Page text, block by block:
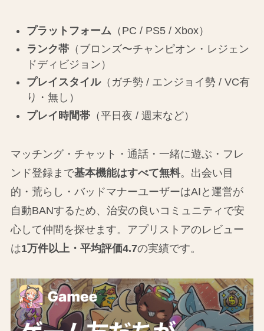
プラットフォーム（PC / PS5 / Xbox）
ランク帯（ブロンズ〜チャンピオン・レジェン
ドディビジョン）
プレイスタイル（ガチ勢 / エンジョイ勢 / VC有
り・無し）
プレイ時間帯（平日夜 / 週末など）
マッチング・チャット・通話・一緒に遊ぶ・フレ
ンド登録まで基本機能はすべて無料。出会い目
的・荒らし・バッドマナーユーザーはAIと運営が
自動BANするため、治安の良いコミュニティで安
心して仲間を探せます。アプリストアのレビュー
は1万件以上・平均評価4.7の実績です。